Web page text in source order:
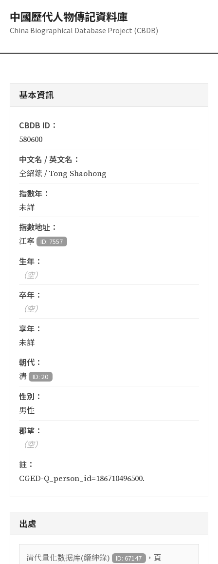
中國歷代人物傳記資料庫
China Biographical Database Project (CBDB)
基本資訊
CBDB ID：
580600
中文名 / 英文名：
仝紹鋐 / Tong Shaohong
指數年：
未詳
指數地址：
江寧 ID: 7557
生年：
（空）
卒年：
（空）
享年：
未詳
朝代：
清 ID: 20
性別：
男性
郡望：
（空）
註：
CGED-Q_person_id=186710496500.
出處
清代量化数据库(縉紳錄) ID: 67147 ，頁